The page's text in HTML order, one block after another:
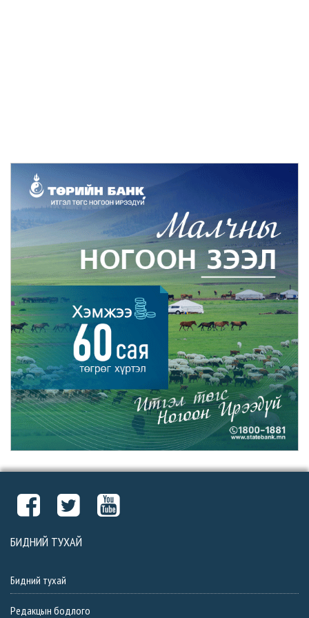
БИДНИЙ ТУХАЙ
Бидний тухай
Редакцын бодлого